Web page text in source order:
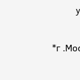
*г